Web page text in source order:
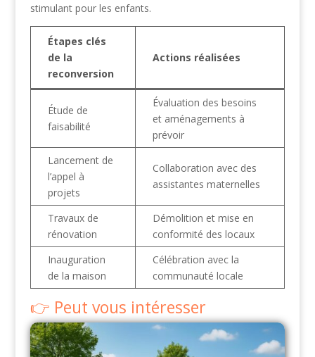
stimulant pour les enfants.
Étapes clés
de la
reconversion
Actions réalisées
Étude de
faisabilité
Évaluation des besoins
et aménagements à
prévoir
Lancement de
l’appel à
projets
Collaboration avec des
assistantes maternelles
Travaux de
rénovation
Démolition et mise en
conformité des locaux
Inauguration
de la maison
Célébration avec la
communauté locale
Peut vous intéresser